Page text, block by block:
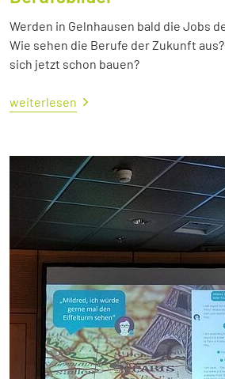
Werden in Gelnhausen bald die Jobs
Wie sehen die Berufe der Zukunft
sich jetzt schon bauen?
weiterlesen